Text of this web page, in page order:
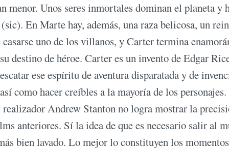
menor. Unos seres inmortales dominan el planeta y
En Marte hay, además, una raza belicosa, un
uno de los villanos, y Carter termina
destino de héroe. Carter es un invento de Edgar
ese espíritu de aventura disparatada y de
como hacer creíbles a la mayoría de los
realizador Andrew Stanton no logra mostrar la
anteriores. Sí la idea de que es necesario salir al
bien lavado. Lo mejor lo constituyen los